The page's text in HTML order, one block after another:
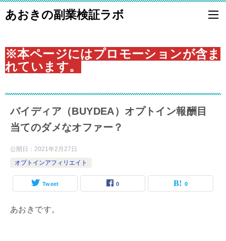
あおきの副業検証ラボ
※本ページにはプロモーションが含ま
れています。
バイディア（BUYDEA）オプトイン報酬目
当てのダメなオファー？
公開日： 2021年2月27日
オプトインアフィリエイト
Tweet 0 0
あおきです。